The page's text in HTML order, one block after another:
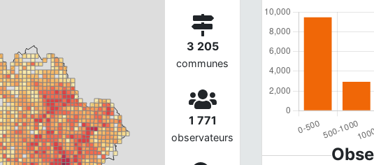
3 205
communes
1 771
observateurs